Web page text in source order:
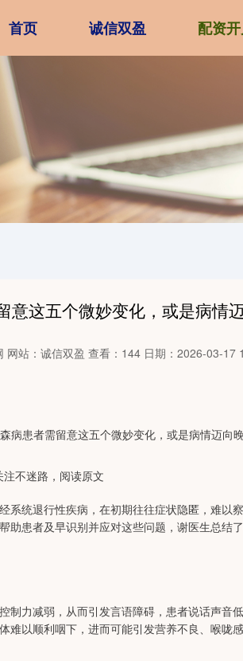
首页 诚信双盈 配资
意这五个微妙变化，或是病情
网站：诚信双盈 查看：144 日期：2026-03-17
注不迷路，阅读原文
系统退行性疾病，在初期往往症状隐匿，难以
助患者及早识别并应对这些问题，谢医生总结
制力减弱，从而引发言语障碍，患者说话声音
难以顺利咽下，进而可能引发营养不良、喉咙